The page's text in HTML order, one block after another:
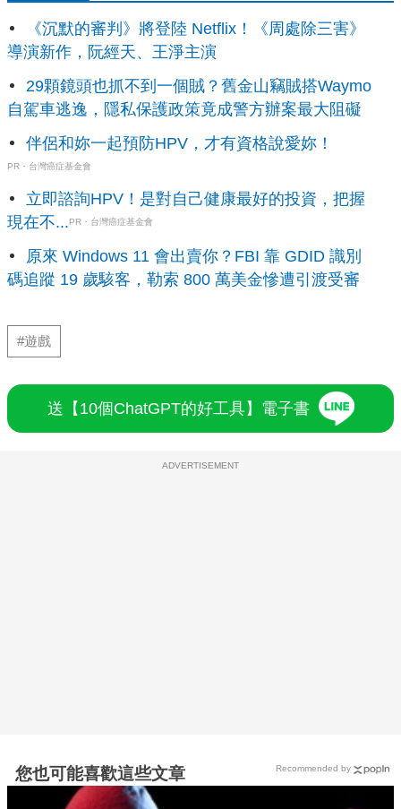
《沉默的審判》將登陸 Netflix！《周處除三害》
導演新作，阮經天、王淨主演
29顆鏡頭也抓不到一個賊？舊金山竊賊搭Waymo
自駕車逃逸，隱私保護政策竟成警方辦案最大阻礙
伴侶和妳一起預防HPV，才有資格說愛妳！
PR・台灣癌症基金會
立即諮詢HPV！是對自己健康最好的投資，把握
現在不... PR・台灣癌症基金會
原來 Windows 11 會出賣你？FBI 靠 GDID 識別
碼追蹤 19 歲駭客，勒索 800 萬美金慘遭引渡受審
#遊戲
送【10個ChatGPT的好工具】電子書
ADVERTISEMENT
您也可能喜歡這些文章 Recommended by